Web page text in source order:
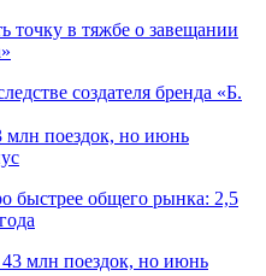
точку в тяжбе о завещании
млн поездок, но июнь
быстрее общего рынка: 2,5